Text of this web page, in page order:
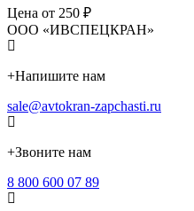
Цена от 250 ₽
ООО «ИВСПЕЦКРАН»
+Напишите нам
sale@avtokran-zapchasti.ru
+Звоните нам
8 800 600 07 89